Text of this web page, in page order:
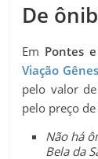
De
Em Pontes
Viação
pelo valor
pelo preço
Não há
Bela da